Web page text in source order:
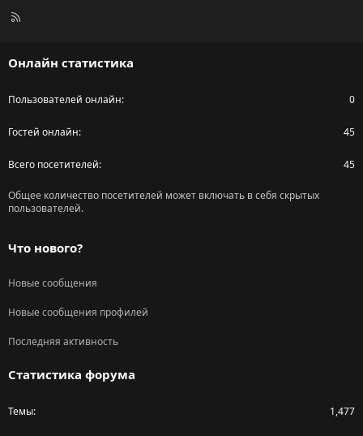
R
Онлайн статистика
Пользователей онлайн 0
Гостей онлайн 45
Всего посетителей 45
Общее количество посетителей может включать в себя скрытых
пользователей.
Что нового?
Новые сообщения
Новые сообщения профилей
Последняя активность
Статистика форума
Темы 1,477